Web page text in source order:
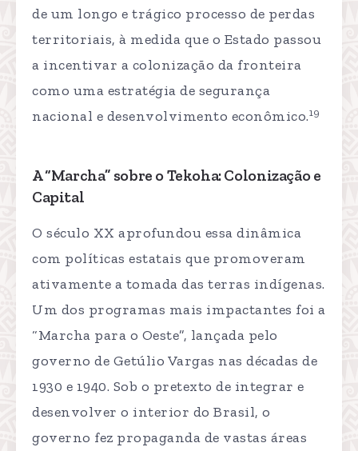
de um longo e trágico processo de perdas
territoriais, à medida que o Estado passou
a incentivar a colonização da fronteira
como uma estratégia de segurança
nacional e desenvolvimento econômico.19
A “Marcha” sobre o Tekoha: Colonização e
Capital
O século XX aprofundou essa dinâmica
com políticas estatais que promoveram
ativamente a tomada das terras indígenas.
Um dos programas mais impactantes foi a
“Marcha para o Oeste”, lançada pelo
governo de Getúlio Vargas nas décadas de
1930 e 1940. Sob o pretexto de integrar e
desenvolver o interior do Brasil, o
governo fez propaganda de vastas áreas